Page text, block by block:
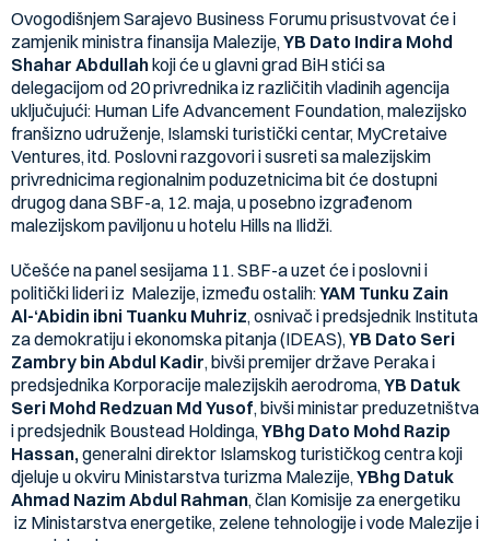
Ovogodišnjem Sarajevo Business Forumu prisustvovat će i
zamjenik ministra finansija Malezije,YB Dato Indira Mohd
Shahar Abdullahkoji će u glavni grad BiH stići sa
delegacijom od 20 privrednika iz različitih vladinih agencija
uključujući: Human Life Advancement Foundation, malezijsko
franšizno udruženje, Islamski turistički centar, MyCretaive
Ventures, itd. Poslovni razgovori i susreti sa malezijskim
privrednicima regionalnim poduzetnicima bit će dostupni
drugog dana SBF-a, 12. maja, u posebno izgrađenom
malezijskom paviljonu u hotelu Hills na Ilidži.
Učešće na panel sesijama 11. SBF-a uzet će i poslovni i
politički lideri iz Malezije, između ostalih:YAM Tunku Zain
Al-‘Abidin ibni Tuanku Muhriz, osnivač i predsjednik Instituta
za demokratiju i ekonomska pitanja (IDEAS),YB Dato Seri
Zambry bin Abdul Kadir, bivši premijer države Peraka i
predsjednika Korporacije malezijskih aerodroma,YB Datuk
Seri Mohd Redzuan Md Yusof, bivši ministar preduzetništva
i predsjednik Boustead Holdinga,YBhg Dato Mohd Razip
Hassan,generalni direktor Islamskog turističkog centra koji
djeluje u okviru Ministarstva turizma Malezije,YBhg Datuk
Ahmad Nazim Abdul Rahman, član Komisije za energetiku
iz Ministarstva energetike, zelene tehnologije i vode Malezije i